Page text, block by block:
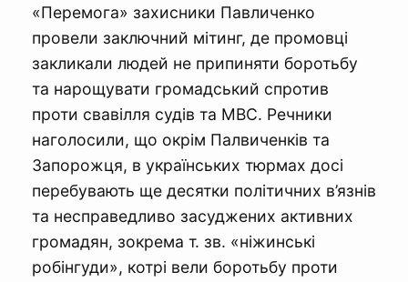
«Перемога» захисники Павличенко
провели заключний мітинг, де промовці
закликали людей не припиняти боротьбу
та нарощувати громадський спротив
проти свавілля судів та МВС. Речники
наголосили, що окрім Палвиченків та
Запорожця, в українських тюрмах досі
перебувають ще десятки політичних в’язнів
та несправедливо засуджених активних
громадян, зокрема т. зв. «ніжинські
робінгуди», котрі вели боротьбу проти